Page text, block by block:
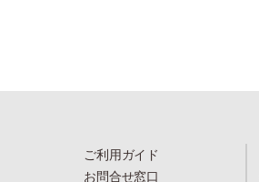
ご利用ガイド
お問合せ窓口